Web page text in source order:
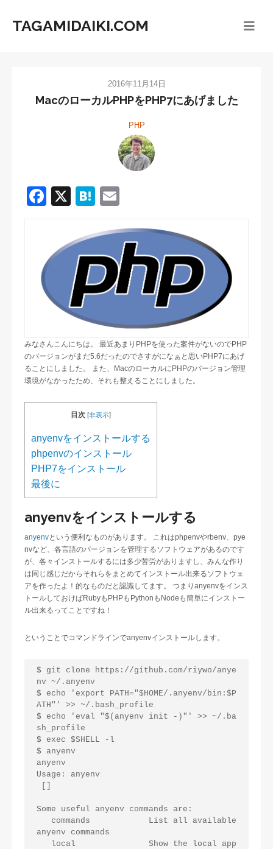
TAGAMIDAIKI.COM
2016年11月14日
MacのローカルPHPをPHP7にあげました
PHP
F
e
b
o
o
X
H
e
n
a
ail
みなさんこんにちは。 最近あまりPHPを使った案件がないのでPHP
のバージョンがまだ5.6だったのでさすがになぁと思いPHP7にあげ
ることにしました。 また、MacのローカルにPHPのバージョン管理
環境がなかったため、それも整えることにしました。
目次 [非表示]
anyenvをインストールする
phpenvのインストール
PHP7をインストール
最後に
anyenvをインストールする
anyenvという便利なものがあります。 これはphpenvやrbenv、pye
nvなど、各言語のバージョンを管理するソフトウェアがあるのです
が、各々インストールするには多少苦労がありますし、みんな作り
は同じ感じだからそれらをまとめてインストール出来るソフトウェ
アを作ったよ！的なものだと認識してます。 つまりanyenvをインス
トールしておけばRubyもPHPもPythonもNodeも簡単にインストー
ル出来るってことですね！
ということでコマンドラインでanyenvインストールします。
$ git clone https://github.com/riywo/anye
nv ~/.anyenv
$ echo 'export PATH="$HOME/.anyenv/bin:$P
ATH"' >> ~/.bash_profile
$ echo 'eval "$(anyenv init -)"' >> ~/.ba
sh_profile
$ exec $SHELL -l
$ anyenv
anyenv
Usage: anyenv
Some useful anyenv commands are:
anyenv commands